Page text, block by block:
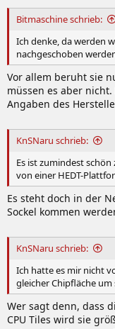
Bitmaschine schrieb:
Ich denke, da werden
nachgeschoben
Vor allem beruht sie
müssen es aber
Angaben des
KnSNaru schrieb:
Es ist zumindest
von einer HEDT-
Es steht doch in der
Sockel kommen
KnSNaru schrieb:
Ich hatte es mir nicht
gleicher Chipfläche
Wer sagt denn, dass
CPU Tiles wird sie